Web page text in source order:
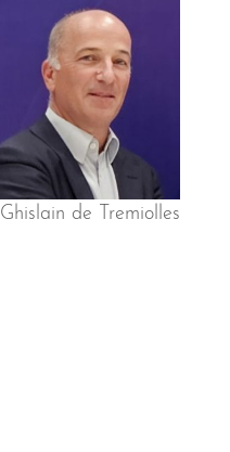
Ghislain de Tremiolles